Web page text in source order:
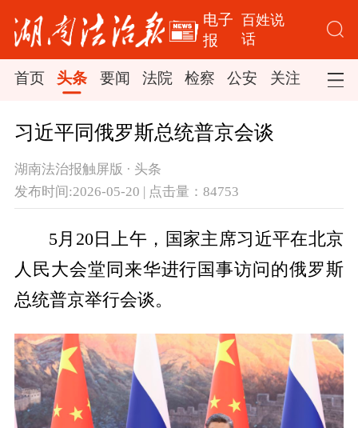
电子
报
百姓说
话
首页 头条 要闻 法院 检察 公安 关注 司法
习近平同俄罗斯总统普京会谈
湖南法治报触屏版 · 头条
发布时间:2026-05-20 | 点击量：84753
5月20日上午，国家主席习近平在北京
人民大会堂同来华进行国事访问的俄罗斯
总统普京举行会谈。